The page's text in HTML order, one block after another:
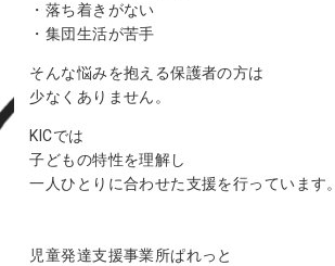
・落ち着きがない
・集団生活が苦手
そんな悩みを抱える保護者の方は
少なくありません。
KICでは
子どもの特性を理解し
一人ひとりに合わせた支援を行っています。
児童発達支援事業所ぱれっと